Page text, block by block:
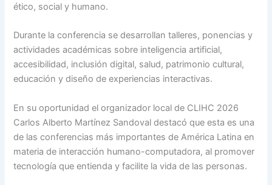
ético, social y humano.
Durante la conferencia se desarrollan talleres, ponencias y
actividades académicas sobre inteligencia artificial,
accesibilidad, inclusión digital, salud, patrimonio cultural,
educación y diseño de experiencias interactivas.
En su oportunidad el organizador local de CLIHC 2026
Carlos Alberto Martínez Sandoval destacó que esta es una
de las conferencias más importantes de América Latina en
materia de interacción humano-computadora, al promover
tecnología que entienda y facilite la vida de las personas.